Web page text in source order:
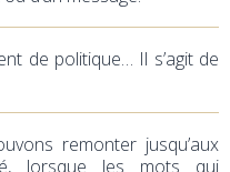
de politique… Il s’agit de
remonter jusqu’aux
lorsque les mots qui